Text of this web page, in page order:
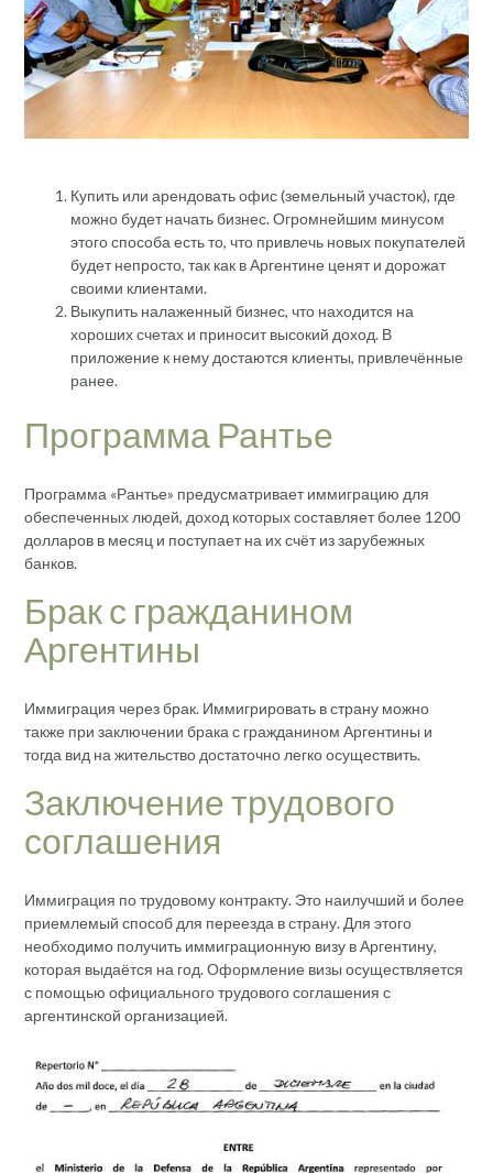
Купить или арендовать офис (земельный участок), где
можно будет начать бизнес. Огромнейшим минусом
этого способа есть то, что привлечь новых покупателей
будет непросто, так как в Аргентине ценят и дорожат
своими клиентами.
Выкупить налаженный бизнес, что находится на
хороших счетах и приносит высокий доход. В
приложение к нему достаются клиенты, привлечённые
ранее.
Программа Рантье
Программа «Рантье» предусматривает иммиграцию для
обеспеченных людей, доход которых составляет более 1200
долларов в месяц и поступает на их счёт из зарубежных
банков.
Брак с гражданином
Аргентины
Иммиграция через брак. Иммигрировать в страну можно
также при заключении брака с гражданином Аргентины и
тогда вид на жительство достаточно легко осуществить.
Заключение трудового
соглашения
Иммиграция по трудовому контракту. Это наилучший и более
приемлемый способ для переезда в страну. Для этого
необходимо получить иммиграционную визу в Аргентину,
которая выдаётся на год. Оформление визы осуществляется
с помощью официального трудового соглашения с
аргентинской организацией.